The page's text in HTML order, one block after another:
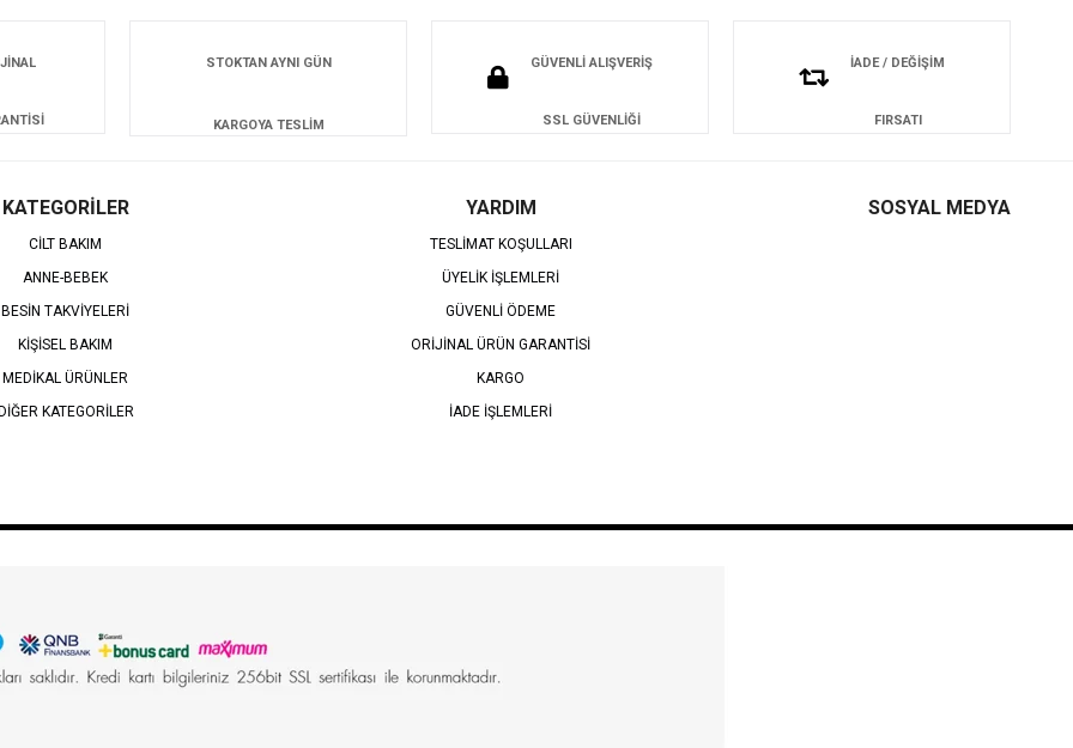
STOKTAN AYNI GÜN
KARGOYA TESLİM
GÜVENLİ ALIŞVERİŞ
SSL GÜVENLİĞİ
İADE / DEĞİŞİM
FIRSATI
KATEGORİLER
CİLT BAKIM
ANNE-BEBEK
BESİN TAKVİYELERİ
KİŞİSEL BAKIM
MEDİKAL ÜRÜNLER
DİĞER KATEGORİLER
YARDIM
TESLİMAT KOŞULLARI
ÜYELİK İŞLEMLERİ
GÜVENLİ ÖDEME
ORİJİNAL ÜRÜN GARANTİSİ
KARGO
İADE İŞLEMLERİ
SOSYAL MEDYA